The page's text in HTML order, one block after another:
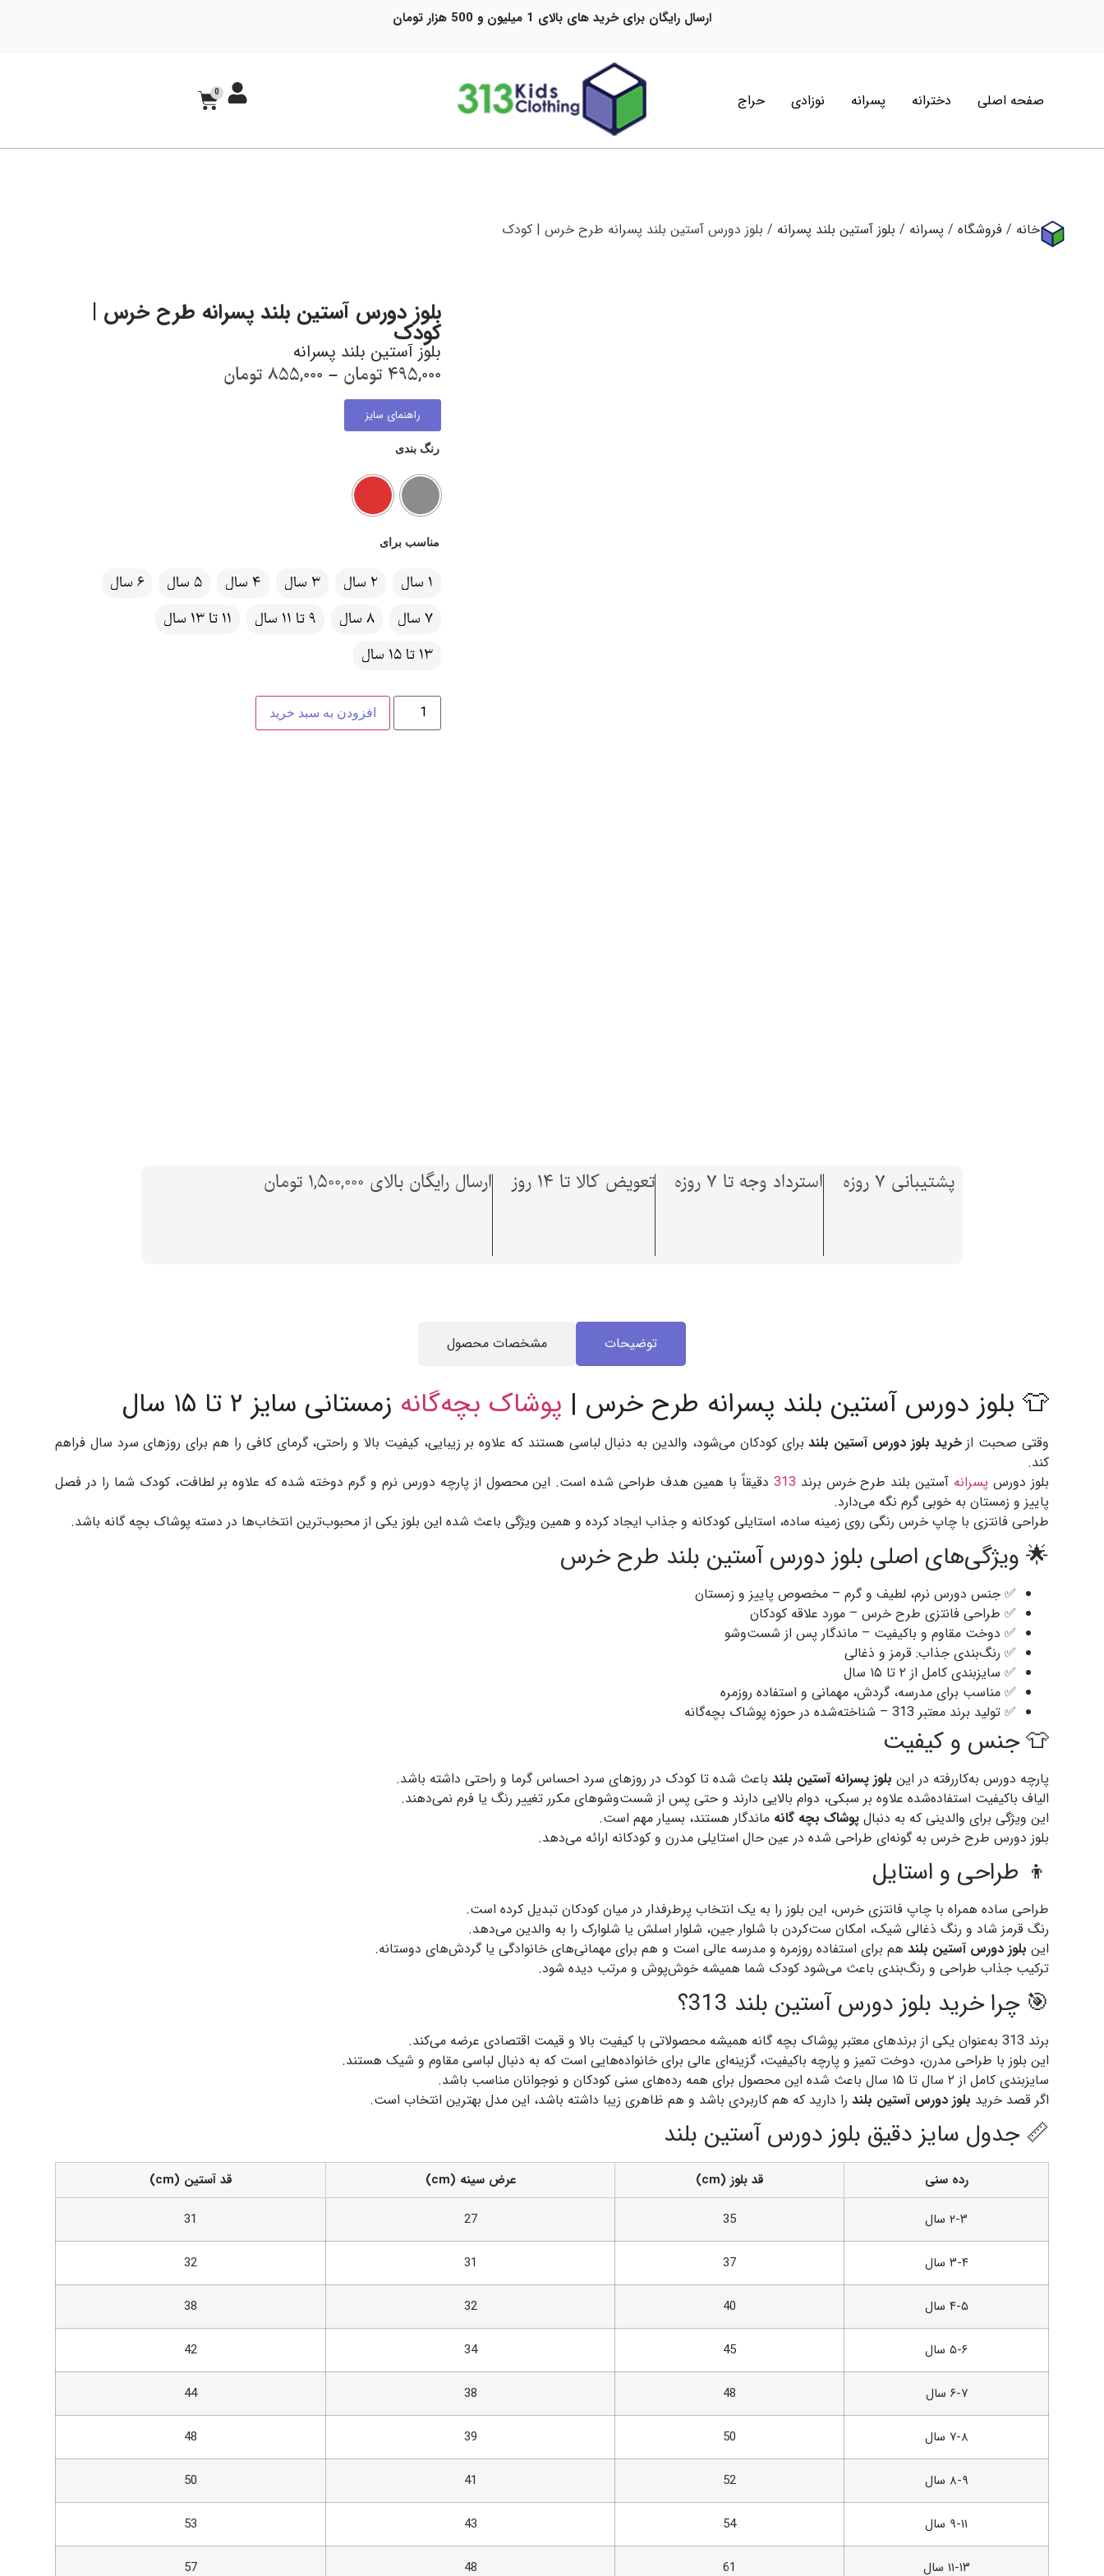
ارسال رایگان برای خرید های بالای 1 میلیون و 500 هزار تومان
صفحه اصلی دخترانه پسرانه نوزادی حراج 0
خانه / فروشگاه / پسرانه / بلوز آستین بلند پسرانه / بلوز دورس آستین بلند پسرانه طرح خرس | کودک
بلوز دورس آستین بلند پسرانه طرح خرس |
کودک
بلوز آستین بلند پسرانه
495,000 تومان –
855,000 تومان
راهنمای سایز
رنگ بندی
مناسب برای
1 سال 2 سال 3 سال 4 سال 5 سال
6 سال
7 سال
8 سال 9 تا 11 سال
11 تا 13 سال
13 تا 15 سال
افزودن به سبد خرید
پشتیبانی 7 روزه استرداد وجه تا 7 روزه تعویض کالا تا 14 روز ارسال رایگان بالای 1,500,000 تومان
توضیحات مشخصات محصول
👕 بلوز دورس آستین بلند پسرانه طرح خرس | پوشاک بچه‌گانه زمستانی سایز ۲ تا ۱۵ سال
وقتی صحبت ازخرید بلوز دورس آستین بلندبرای کودکان می‌شود، والدین به دنبال لباسی هستند که علاوه بر زیبایی، کیفیت بالا و راحتی، گرمای کافی را هم برای روزهای سرد سال فراهم
کند.
بلوز دورس پسرانه آستین بلند طرح خرس برند 313 دقیقاً با همین هدف طراحی شده است. این محصول از پارچه دورس نرم و گرم دوخته شده که علاوه بر لطافت، کودک شما را در فصل
پاییز و زمستان به خوبی گرم نگه می‌دارد.
طراحی فانتزی با چاپ خرس رنگی روی زمینه ساده، استایلی کودکانه و جذاب ایجاد کرده و همین ویژگی باعث شده این بلوز یکی از محبوب‌ترین انتخاب‌ها در دسته پوشاک بچه گانه باشد.
🌟 ویژگی‌های اصلی بلوز دورس آستین بلند طرح خرس
✅ جنس دورس نرم، لطیف و گرم – مخصوص پاییز و زمستان
✅ طراحی فانتزی طرح خرس – مورد علاقه کودکان
✅ دوخت مقاوم و باکیفیت – ماندگار پس از شست‌وشو
✅ رنگ‌بندی جذاب: قرمز و ذغالی
✅ سایزبندی کامل از ۲ تا ۱۵ سال
✅ مناسب برای مدرسه، گردش، مهمانی و استفاده روزمره
✅ تولید برند معتبر 313 – شناخته‌شده در حوزه پوشاک بچه‌گانه
👕 جنس و کیفیت
پارچه دورس به‌کاررفته در این بلوز پسرانه آستین بلند باعث شده تا کودک در روزهای سرد احساس گرما و راحتی داشته باشد.
الیاف باکیفیت استفاده‌شده علاوه بر سبکی، دوام بالایی دارند و حتی پس از شست‌وشوهای مکرر تغییر رنگ یا فرم نمی‌دهند.
این ویژگی برای والدینی که به دنبال پوشاک بچه گانه ماندگار هستند، بسیار مهم است.
بلوز دورس طرح خرس به گونه‌ای طراحی شده در عین حال استایلی مدرن و کودکانه ارائه می‌دهد.
👦 طراحی و استایل
طراحی ساده همراه با چاپ فانتزی خرس، این بلوز را به یک انتخاب پرطرفدار در میان کودکان تبدیل کرده است.
رنگ قرمز شاد و رنگ ذغالی شیک، امکان ست‌کردن با شلوار جین، شلوار اسلش یا شلوارک را به والدین می‌دهد.
این بلوز دورس آستین بلند هم برای استفاده روزمره و مدرسه عالی است و هم برای مهمانی‌های خانوادگی یا گردش‌های دوستانه.
ترکیب جذاب طراحی و رنگ‌بندی باعث می‌شود کودک شما همیشه خوش‌پوش و مرتب دیده شود.
🎯 چرا خرید بلوز دورس آستین بلند 313؟
برند 313 به‌عنوان یکی از برندهای معتبر پوشاک بچه گانه همیشه محصولاتی با کیفیت بالا و قیمت اقتصادی عرضه می‌کند.
این بلوز با طراحی مدرن، دوخت تمیز و پارچه باکیفیت، گزینه‌ای عالی برای خانواده‌هایی است که به دنبال لباسی مقاوم و شیک هستند.
سایزبندی کامل از ۲ سال تا ۱۵ سال باعث شده این محصول برای همه رده‌های سنی کودکان و نوجوانان مناسب باشد.
اگر قصد خرید بلوز دورس آستین بلند را دارید که هم کاربردی باشد و هم ظاهری زیبا داشته باشد، این مدل بهترین انتخاب است.
📏 جدول سایز دقیق بلوز دورس آستین بلند
رده سنی قد بلوز (cm) عرض سینه (cm)
قد آستین (cm)
۲-۳ سال
35
27
31
۳-۴ سال 37
31
32
۴-۵ سال 40
32
38
۵-۶ سال 45
34
42
۶-۷ سال 48
38
44
۷-۸ سال 50
39
48
۸-۹ سال 52
41
50
۹-۱۱ سال 54
43
53
۱۱-۱۳ سال 61
48
57